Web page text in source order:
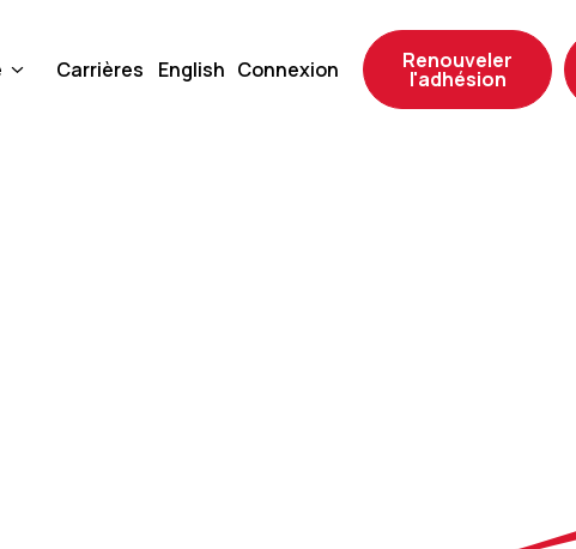
Carrières English Connexion Renouveler
l'adhésion